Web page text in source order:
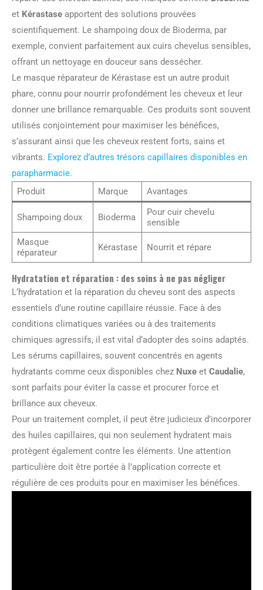
et Kérastase apportent des solutions prouvées
scientifiquement. Le shampoing doux de Bioderma, par
exemple, convient parfaitement aux cuirs chevelus sensibles,
offrant un nettoyage en douceur sans dessécher.
Le masque réparateur de Kérastase est un autre produit
phare, connu pour nourrir profondément les cheveux et leur
donner une brillance remarquable. Ces produits sont souvent
utilisés conjointement pour maximiser les bénéfices,
s’assurant ainsi que les cheveux restent forts, sains et
vibrants. Explorez d’autres trésors capillaires disponibles en
parapharmacie.
Produit
Marque Avantages
Shampoing doux Bioderma
Pour cuir chevelu
sensible
Masque
réparateur
Kérastase Nourrit et répare
Hydratation et réparation : des soins à ne pas négliger
L’hydratation et la réparation du cheveu sont des aspects
essentiels d’une routine capillaire réussie. Face à des
conditions climatiques variées ou à des traitements
chimiques agressifs, il est vital d’adopter des soins adaptés.
Les sérums capillaires, souvent concentrés en agents
hydratants comme ceux disponibles chez Nuxe et Caudalie,
sont parfaits pour éviter la casse et procurer force et
brillance aux cheveux.
Pour un traitement complet, il peut être judicieux d’incorporer
des huiles capillaires, qui non seulement hydratent mais
protègent également contre les éléments. Une attention
particulière doit être portée à l’application correcte et
régulière de ces produits pour en maximiser les bénéfices.